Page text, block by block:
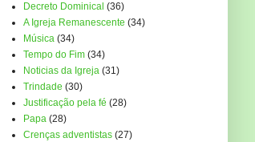
Decreto Dominical (36)
A Igreja Remanescente (34)
Música (34)
Tempo do Fim (34)
Noticias da Igreja (31)
Trindade (30)
Justificação pela fé (28)
Papa (28)
Crenças adventistas (27)